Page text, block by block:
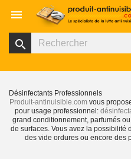

search
Désinfectants Professionnels
Produit-antinuisible.com vous
pour usage professionnel:
grand conditionnement, parfumés
de surfaces. Vous avez la possibilité
des vide orduresou encore des